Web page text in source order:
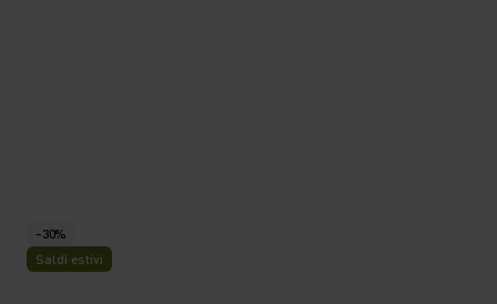
-30%
Saldi estivi